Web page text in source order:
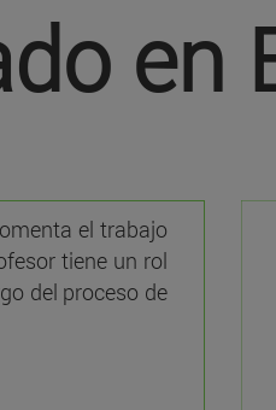
en
el trabajo
tiene un rol
del proceso de